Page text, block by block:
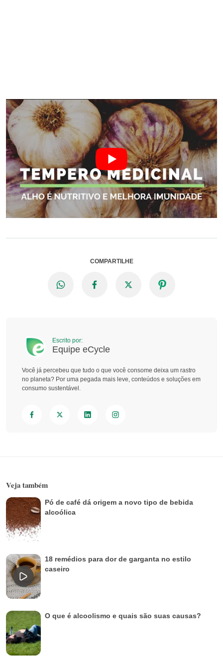
COMPARTILHE
Escrito por:
Equipe eCycle
Você já percebeu que tudo o que você consome deixa um rastro
no planeta? Por uma pegada mais leve, conteúdos e soluções em
consumo sustentável.
Veja também
Pó de café dá origem a novo tipo de bebida
alcoólica
18 remédios para dor de garganta no estilo
caseiro
O que é alcoolismo e quais são suas causas?